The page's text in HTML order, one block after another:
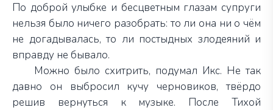
По доброй улыбке и бесцветным глазам супруги
нельзя было ничего разобрать: то ли она ни о чём
не догадывалась, то ли постыдных злодеяний и
вправду не бывало.
Можно было схитрить, подумал Икс. Не так
давно он выбросил кучу черновиков, твёрдо
решив вернуться к музыке. После Тихой